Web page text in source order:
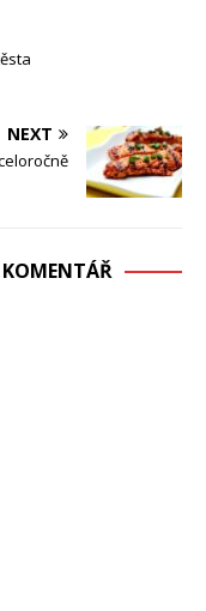
NEXT